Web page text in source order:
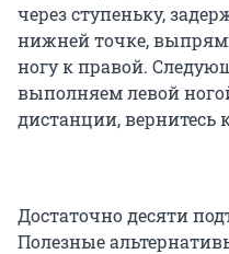
через ступеньку,
нижней точке,
ногу к правой.
выполняем левой
дистанции,
Достаточно десяти
Полезные